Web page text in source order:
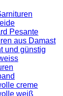
Pesante
aus Damast
und günstig
creme
weiß